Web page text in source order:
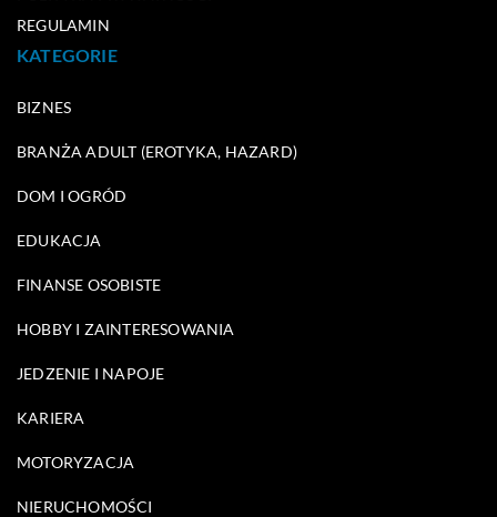
REGULAMIN
KATEGORIE
BIZNES
BRANŻA ADULT (EROTYKA, HAZARD)
DOM I OGRÓD
EDUKACJA
FINANSE OSOBISTE
HOBBY I ZAINTERESOWANIA
JEDZENIE I NAPOJE
KARIERA
MOTORYZACJA
NIERUCHOMOŚCI